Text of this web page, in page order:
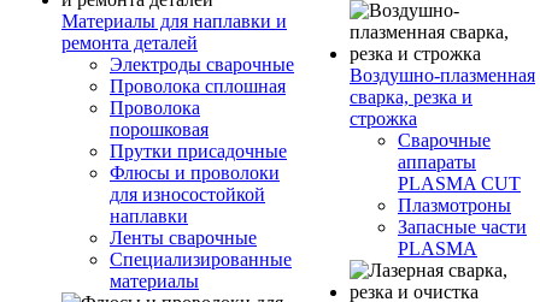
Материалы для наплавки и
ремонта деталей
Электроды сварочные
Проволока сплошная
Проволока
порошковая
Прутки присадочные
Флюсы и проволоки
для износостойкой
наплавки
Ленты сварочные
Специализированные
материалы
Воздушно-плазменная
сварка, резка и
строжка
Сварочные
аппараты
PLASMA CUT
Плазмотроны
Запасные части
PLASMA